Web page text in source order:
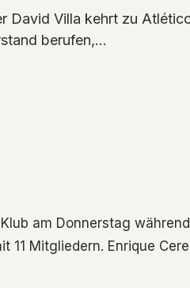
David Villa kehrt zu
berufen,…
am Donnerstag
11 Mitgliedern. Enrique